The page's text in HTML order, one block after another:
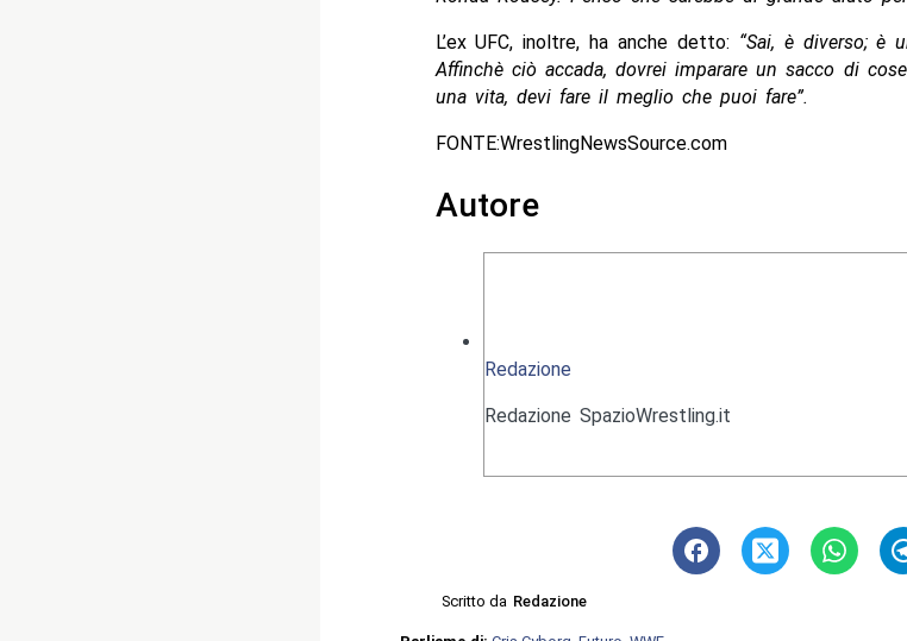
L’ex UFC, inoltre, ha anche detto: “Sai, è diverso; è
Affinchè ciò accada, dovrei imparare un sacco di
una vita, devi fare il meglio che puoi fare”.
FONTE:WrestlingNewsSource.com
Autore
Redazione
Redazione SpazioWrestling.it
Scritto da Redazione